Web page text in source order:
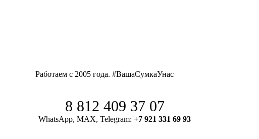
Работаем с 2005 года. #ВашаСумкаУнас
8 812 409 37 07
WhatsApp, MAX, Telegram: +7 921 331 69 93